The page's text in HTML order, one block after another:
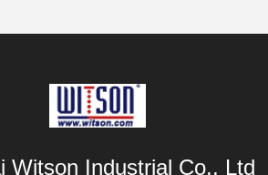
Witson Industrial Co., Ltd